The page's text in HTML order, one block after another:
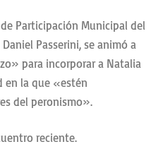
Participación Municipal del
Passerini, se animó a
para incorporar a Natalia
en la que «estén
del peronismo».
reciente.